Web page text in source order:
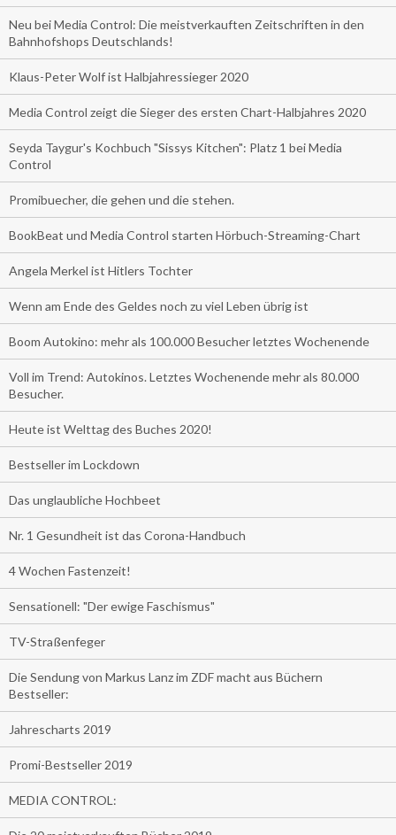
Neu bei Media Control: Die meistverkauften Zeitschriften in den
Bahnhofshops Deutschlands!
Klaus-Peter Wolf ist Halbjahressieger 2020
Media Control zeigt die Sieger des ersten Chart-Halbjahres 2020
Seyda Taygur's Kochbuch "Sissys Kitchen": Platz 1 bei Media
Control
Promibuecher, die gehen und die stehen.
BookBeat und Media Control starten Hörbuch-Streaming-Chart
Angela Merkel ist Hitlers Tochter
Wenn am Ende des Geldes noch zu viel Leben übrig ist
Boom Autokino: mehr als 100.000 Besucher letztes Wochenende
Voll im Trend: Autokinos. Letztes Wochenende mehr als 80.000
Besucher.
Heute ist Welttag des Buches 2020!
Bestseller im Lockdown
Das unglaubliche Hochbeet
Nr. 1 Gesundheit ist das Corona-Handbuch
4 Wochen Fastenzeit!
Sensationell: "Der ewige Faschismus"
TV-Straßenfeger
Die Sendung von Markus Lanz im ZDF macht aus Büchern
Bestseller:
Jahrescharts 2019
Promi-Bestseller 2019
MEDIA CONTROL: